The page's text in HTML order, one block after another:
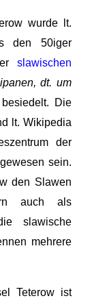
wurde lt.
den 50iger
slawischen
dt. um
Die
lt. Wikipedia
der
sein.
den Slawen
auch als
slawische
mehrere
Teterow ist